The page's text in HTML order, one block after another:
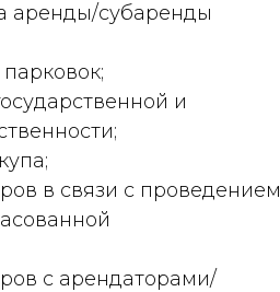
аренды/субаренды
и
в связи с проведением
с арендаторами/